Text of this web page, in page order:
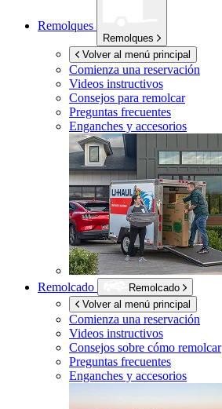
Remolques
Remolques
Volver al menú principal
Comienza una reservación
Videos instructivos
Consejos para remolcar
Preguntas frecuentes
Enganches y accesorios
Remolcado
Remolcado
Volver al menú principal
Comienza una reservación
Videos instructivos
Consejos sobre cómo remolcar
Preguntas frecuentes
Enganches y accesorios